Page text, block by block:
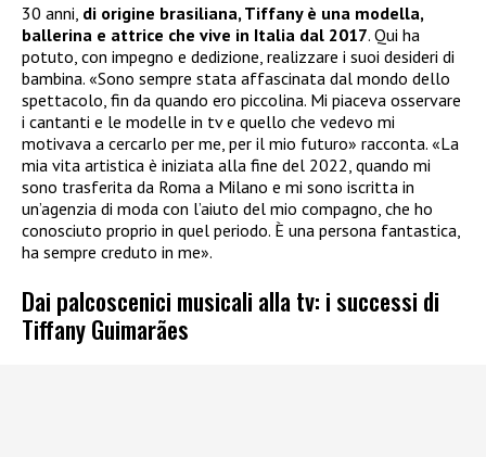
30 anni, di origine brasiliana, Tiffany è una modella,
ballerina e attrice che vive in Italia dal 2017. Qui ha
potuto, con impegno e dedizione, realizzare i suoi desideri di
bambina. «Sono sempre stata affascinata dal mondo dello
spettacolo, fin da quando ero piccolina. Mi piaceva osservare
i cantanti e le modelle in tv e quello che vedevo mi
motivava a cercarlo per me, per il mio futuro» racconta. «La
mia vita artistica è iniziata alla fine del 2022, quando mi
sono trasferita da Roma a Milano e mi sono iscritta in
un’agenzia di moda con l’aiuto del mio compagno, che ho
conosciuto proprio in quel periodo. È una persona fantastica,
ha sempre creduto in me».
Dai palcoscenici musicali alla tv: i successi di
Tiffany Guimarães